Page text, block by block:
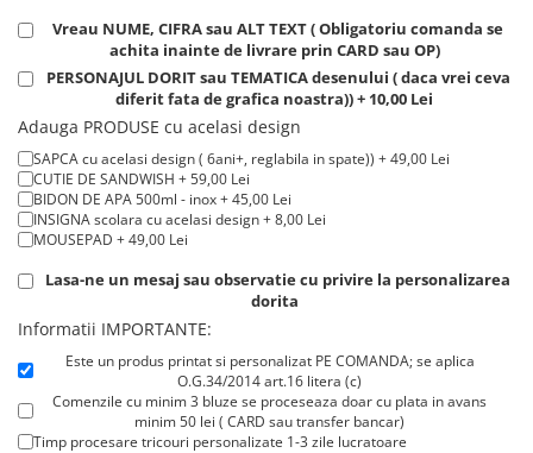
Cadouri Back to school
Cadouri de Paște
Cadouri Traditionale Romanesti
8 Martie
Cadouri pentru CUPLU El & Ea
Cadouri Iubitori de animale
Cadouri GRAVIDE
Cadouri Pensionare
Cadouri Colegi, sefi sau angajati
Cadouri pentru Doctori
Cadouri pentru Sfânta Maria
Martisoare
Vreau NUME, CIFRA sau ALT TEXT ( Obligatoriu comanda se
achita inainte de livrare prin CARD sau OP)
PERSONAJUL DORIT sau TEMATICA desenului ( daca vrei ceva
diferit fata de grafica noastra)) + 10,00 Lei
Adauga PRODUSE cu acelasi design
SAPCA cu acelasi design ( 6ani+, reglabila in spate)) + 49,00 Lei
CUTIE DE SANDWISH + 59,00 Lei
BIDON DE APA 500ml - inox + 45,00 Lei
INSIGNA scolara cu acelasi design + 8,00 Lei
MOUSEPAD + 49,00 Lei
Lasa-ne un mesaj sau observatie cu privire la personalizarea
dorita
Informatii IMPORTANTE:
Este un produs printat si personalizat PE COMANDA; se aplica
O.G.34/2014 art.16 litera (c)
Comenzile cu minim 3 bluze se proceseaza doar cu plata in avans
minim 50 lei ( CARD sau transfer bancar)
Timp procesare tricouri personalizate 1-3 zile lucratoare